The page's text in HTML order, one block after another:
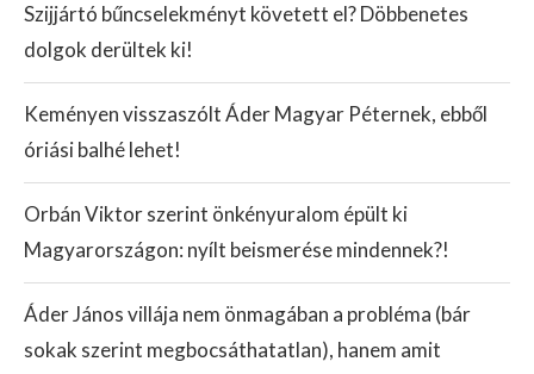
Szijjártó bűncselekményt követett el? Döbbenetes
dolgok derültek ki!
Keményen visszaszólt Áder Magyar Péternek, ebből
óriási balhé lehet!
Orbán Viktor szerint önkényuralom épült ki
Magyarországon: nyílt beismerése mindennek?!
Áder János villája nem önmagában a probléma (bár
sokak szerint megbocsáthatatlan), hanem amit